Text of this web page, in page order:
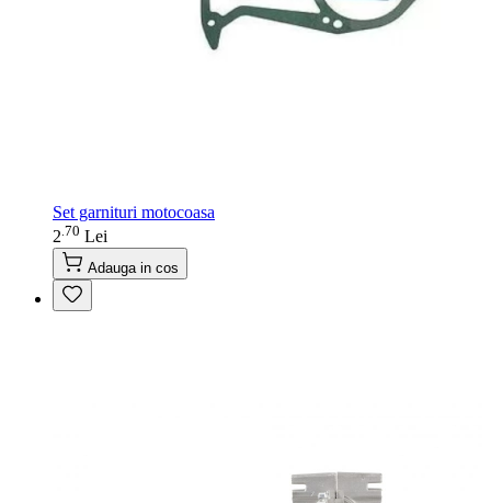
Set garnituri motocoasa
2 70 Lei
Adauga in cos